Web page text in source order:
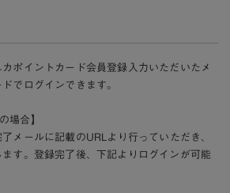
ポイントカード会員登録入力いただいたメ
でログインできます。
場合】
メールに記載のURLより行っていただき、
す。登録完了後、下記よりログインが可能